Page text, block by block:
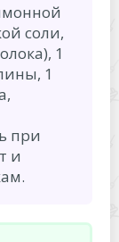
соли,
1
1
при
и